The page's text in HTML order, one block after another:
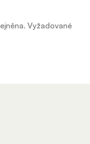
Vyžadované